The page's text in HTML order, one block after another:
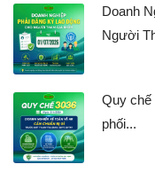
Doanh
Người
Quy chế
phối...